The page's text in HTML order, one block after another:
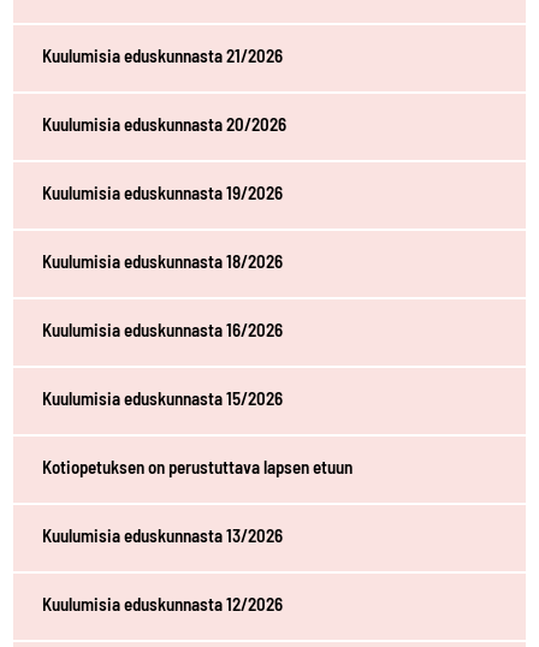
Kuulumisia eduskunnasta 21/2026
Kuulumisia eduskunnasta 20/2026
Kuulumisia eduskunnasta 19/2026
Kuulumisia eduskunnasta 18/2026
Kuulumisia eduskunnasta 16/2026
Kuulumisia eduskunnasta 15/2026
Kotiopetuksen on perustuttava lapsen etuun
Kuulumisia eduskunnasta 13/2026
Kuulumisia eduskunnasta 12/2026